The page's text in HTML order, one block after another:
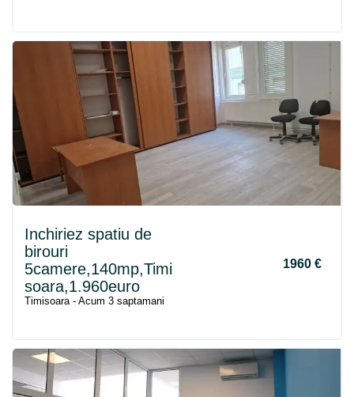
Inchiriez spatiu de
birouri
5camere,140mp,Timi
soara,1.960euro
1960 €
Timisoara - Acum 3 saptamani